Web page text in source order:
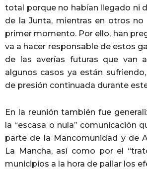
total porque no habían llegado ni
de la Junta, mientras en otros
primer momento. Por ello, han
va a hacer responsable de estos
de las averías futuras que van
algunos casos ya están
de presión continuada durante
En la reunión también fue
la “escasa o nula” comunicación
parte de la Mancomunidad y de
La Mancha, así como por el
municipios a la hora de paliar los